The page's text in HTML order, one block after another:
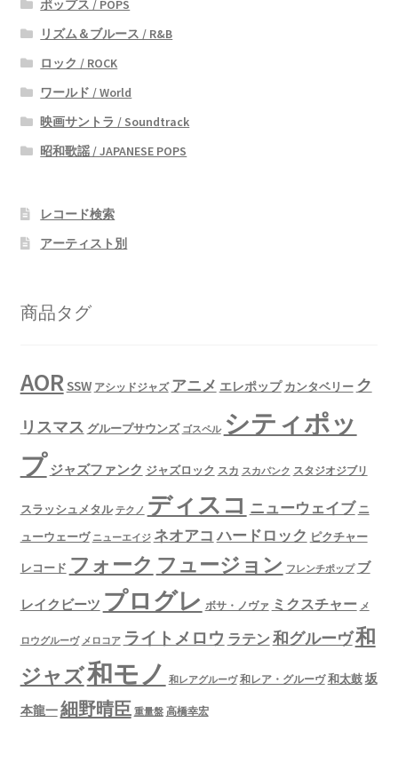
ポップス / POPS
リズム＆ブルース / R&B
ロック / ROCK
ワールド / World
映画サントラ / Soundtrack
昭和歌謡 / JAPANESE POPS
レコード検索
アーティスト別
商品タグ
AORSSW アシッドジャズ アニメ エレポップ カンタベリー ク
リスマス グループサウンズ ゴスペル シティポッ
プ ジャズファンク ジャズロック スカ スカパンク スタジオジブリ
スラッシュメタル テクノ ディスコ ニューウェイブ ニ
ューウェーヴ ニューエイジ ネオアコ ハードロック ピクチャー
レコード フォーク フュージョン フレンチポップ ブ
レイクビーツ プログレ ボサ・ノヴァ ミクスチャー メ
ロウグルーヴ メロコア ライトメロウ ラテン 和グルーヴ和
ジャズ和モノ 和レアグルーヴ 和レア・グルーヴ 和太鼓坂
本龍一細野晴臣 重量盤 高橋幸宏